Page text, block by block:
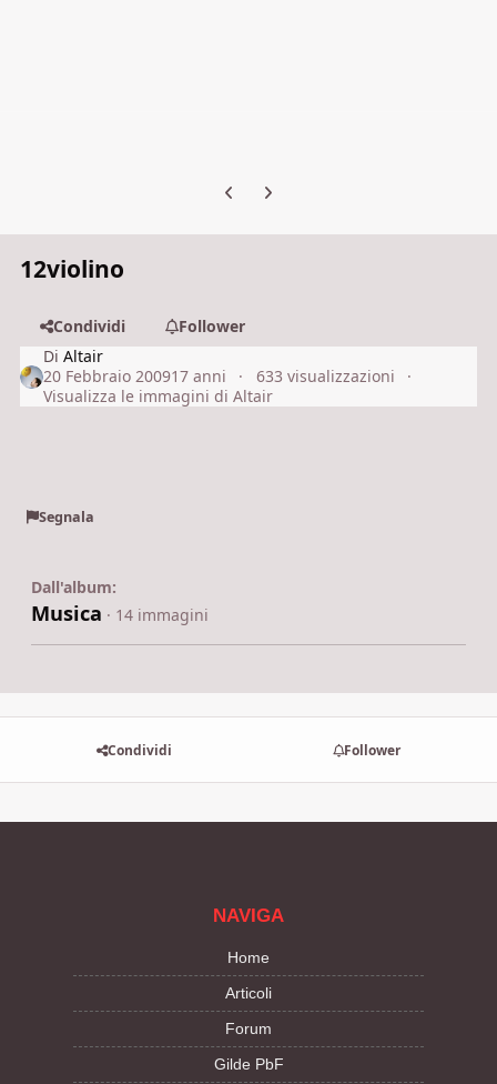
Previous carousel slide
Next carousel slide
12violino
Condividi
Follower
DiAltair
20 Febbraio 200917 anni
633 visualizzazioni
Visualizza le immagini di Altair
Segnala
Dall'album:
Musica · 14 immagini
Condividi Follower
NAVIGA
Home
Articoli
Forum
Gilde PbF